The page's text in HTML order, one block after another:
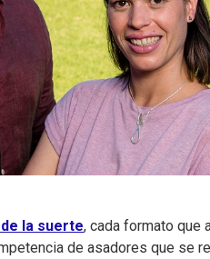
la suerte, cada formato que
de asadores que se